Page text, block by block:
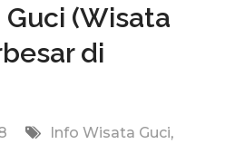
(Wisata
di
Info Wisata Guci,